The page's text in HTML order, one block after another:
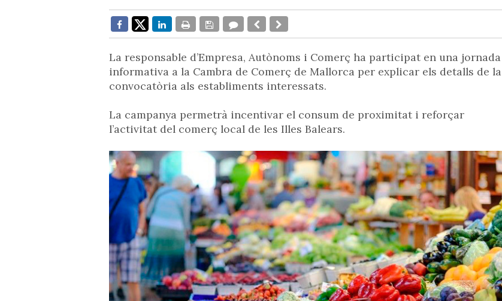
La responsable d’Empresa, Autònoms i Comerç ha participat en una jornada
informativa a la Cambra de Comerç de Mallorca per explicar els detalls de la
convocatòria als establiments interessats.
La campanya permetrà incentivar el consum de proximitat i reforçar
l’activitat del comerç local de les Illes Balears.